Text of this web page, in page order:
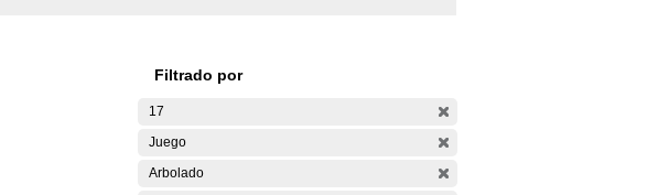
Filtrado por
17
Juego
Arbolado